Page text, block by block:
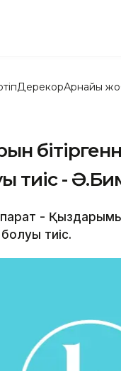
ДерекқорАрнайы
тиіс -
-
тиіс.